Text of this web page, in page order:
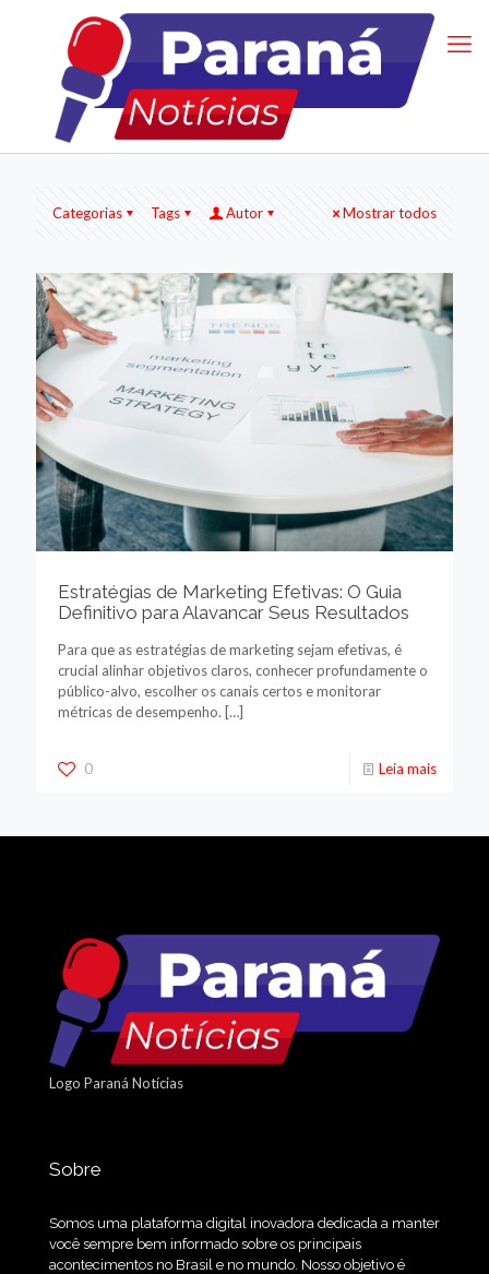
Categorias Tags Autor Mostrar todos
Estratégias de Marketing Efetivas: O Guia
Definitivo para Alavancar Seus Resultados
Para que as estratégias de marketing sejam efetivas, é
crucial alinhar objetivos claros, conhecer profundamente o
público-alvo, escolher os canais certos e monitorar
métricas de desempenho. […]
0 Leia mais
Logo Paraná Notícias
Sobre
Somos uma plataforma digital inovadora dedicada a manter
você sempre bem informado sobre os principais
acontecimentos no Brasil e no mundo. Nosso objetivo é